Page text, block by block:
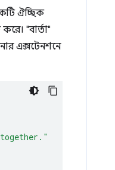
ঐচ্ছিক
"বার্তা"
এক্সটেনশনে